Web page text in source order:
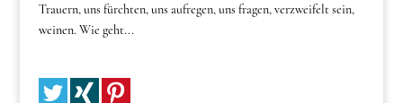
Trauern, uns fürchten, uns aufregen, uns fragen, verzweifelt sein,
weinen. Wie geht...